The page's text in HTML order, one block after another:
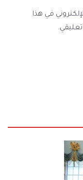
في هذا